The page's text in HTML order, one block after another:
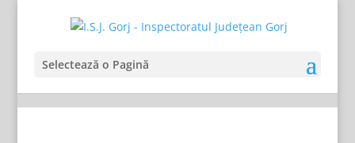
Selectează o Pagină